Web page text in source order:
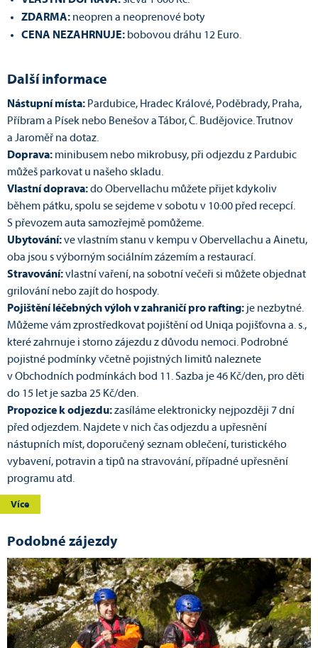
ZDARMA: neopren a neoprenové boty
CENA NEZAHRNUJE: bobovou dráhu 12 Euro.
Další informace
Nástupní místa: Pardubice, Hradec Králové, Poděbrady, Praha,
Příbram a Písek nebo Benešov a Tábor, Č. Budějovice. Trutnov
a Jaroměř na dotaz.
Doprava: minibusem nebo mikrobusy, při odjezdu z Pardubic
můžeš parkovat u našeho skladu.
Vlastní doprava:do Obervellachu můžete přijet kdykoliv
během pátku, spolu se sejdeme v sobotu v 10:00 před recepcí.
S převozem auta samozřejmě pomůžeme.
Ubytování:ve vlastním stanu v kempu v Obervellachu a Ainetu,
oba jsou s výborným sociálním zázemím a restaurací.
Stravování:vlastní vaření, na sobotní večeři si můžete objednat
grilování nebo zajít do hospody.
Pojištění léčebných výloh v zahraničí pro rafting: je nezbytné.
Můžeme vám zprostředkovat pojištění od Uniqa pojišťovna a. s.,
které zahrnuje i storno zájezdu z důvodu nemoci. Podrobné
pojistné podmínky včetně pojistných limitů naleznete
v Obchodních podmínkách bod 11. Sazba je 46 Kč/den, pro děti
do 15 let je sazba 25 Kč/den.
Propozice k odjezdu:zasíláme elektronicky nejpozději 7 dní
před odjezdem. Najdete v nich čas odjezdu a upřesnění
nástupních míst, doporučený seznam oblečení, turistického
vybavení, potravin a tipů na stravování, případné upřesnění
programu atd.
Více
Podobné zájezdy